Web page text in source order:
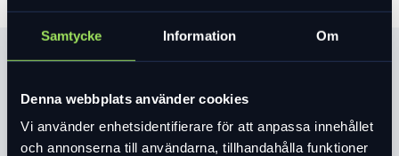
Samtycke Information Om
Denna webbplats använder cookies
Vi använder enhetsidentifierare för att anpassa innehållet
och annonserna till användarna, tillhandahålla funktioner
Produktinformation
Läs mer expand_more